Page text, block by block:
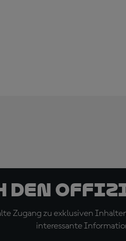
den
Zugang zu exklusiven
interessante